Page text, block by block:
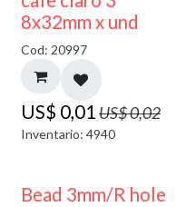
8x32mm x und
Cod: 20997
US$ 0,01US$0,02
Inventario: 4940
Bead 3mm/R hole